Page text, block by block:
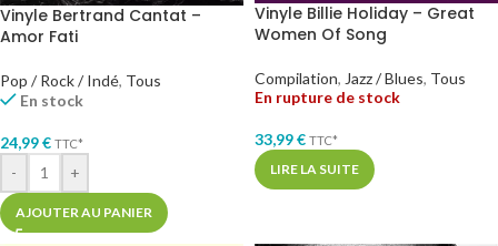
Vinyle Bertrand Cantat –
Amor Fati
Pop / Rock / Indé, Tous
En stock
24,99€ TTC*
- +
AJOUTER AU PANIER
Vinyle Billie Holiday – Great
Women Of Song
Compilation, Jazz / Blues, Tous
En rupture de stock
33,99€ TTC*
LIRE LA SUITE